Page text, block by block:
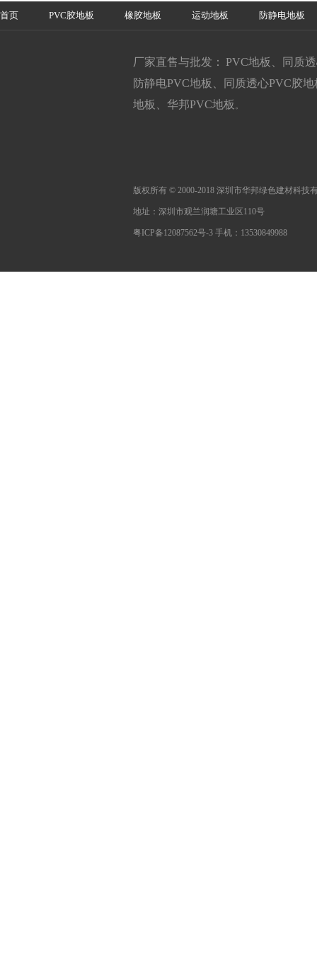
首页 PVC胶地板 橡胶地板 运动地板 防静电地板
厂家直售与批发： PVC地板、同质
防静电PVC地板、同质透心PVC胶
地板、华邦PVC地板 。
版权所有 © 2000-2018 深圳市华邦绿色建材科技
地址：深圳市观兰润塘工业区110号
粤ICP备12087562号-3 手机：13530849988